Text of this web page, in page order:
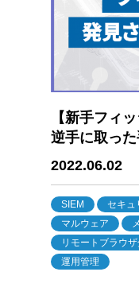
【新手フィ
逆手に取った
2022.06.02
SIEM セキュ
マルウェア
リモートブラウ
運用管理